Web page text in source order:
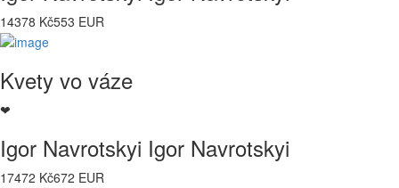
14378 Kč553 EUR
Kvety vo váze
❤
Igor Navrotskyi Igor Navrotskyi
17472 Kč672 EUR